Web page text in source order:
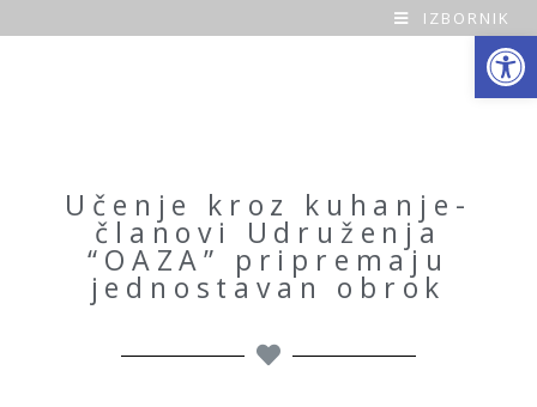
Open toolbar
O
IZBORNIK
Učenje kroz kuhanje-
članovi Udruženja
“OAZA” pripremaju
jednostavan obrok